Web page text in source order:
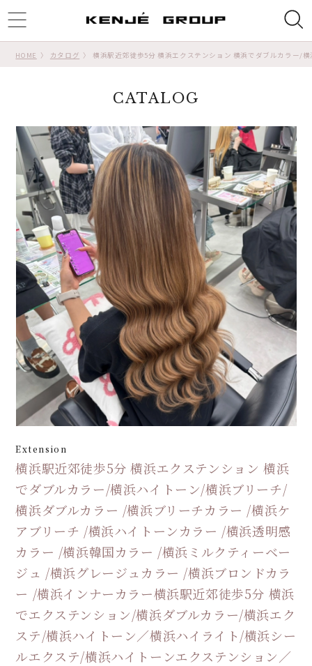
HOME カタログ 横浜駅近郊徒歩5分 横浜エクステンション 横浜でダブルカラー/
CATALOG
Extension
横浜駅近郊徒歩5分 横浜エクステンション 横浜
でダブルカラー/横浜ハイトーン/横浜ブリーチ/
横浜ダブルカラー /横浜ブリーチカラー /横浜ケ
アブリーチ /横浜ハイトーンカラー /横浜透明感
カラー /横浜韓国カラー /横浜ミルクティーベー
ジュ /横浜グレージュカラー /横浜ブロンドカラ
ー /横浜インナーカラー横浜駅近郊徒歩5分 横浜
でエクステンション/横浜ダブルカラー/横浜エク
ステ/横浜ハイトーン／横浜ハイライト/横浜シー
ルエクステ/横浜ハイトーンエクステンション／